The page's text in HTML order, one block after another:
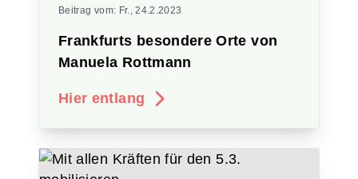
Beitrag vom: Fr., 24.2.2023
Frankfurts besondere Orte von
Manuela Rottmann
Hier entlang